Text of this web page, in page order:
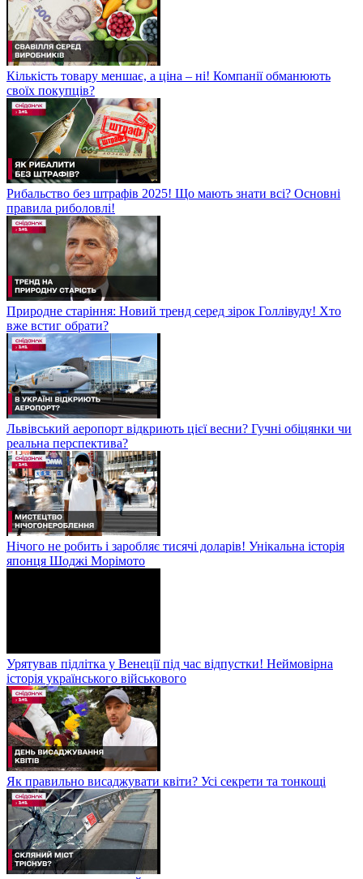
Кількість товару меншає, а ціна – ні! Компанії обманюють
своїх покупців?
Рибальство без штрафів 2025! Що мають знати всі? Основні
правила риболовлі!
Природне старіння: Новий тренд серед зірок Голлівуду! Хто
вже встиг обрати?
Львівський аеропорт відкриють цієї весни? Гучні обіцянки чи
реальна перспектива?
Нічого не робить і заробляє тисячі доларів! Унікальна історія
японця Шоджі Морімото
Урятував підлітка у Венеції під час відпустки! Неймовірна
історія українського військового
Як правильно висаджувати квіти? Усі секрети та тонкощі